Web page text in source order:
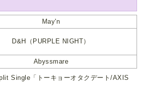
May'n
D&H（PURPLE NIGHT）
Abyssmare
Single「トーキョーオタクデート/AXIS